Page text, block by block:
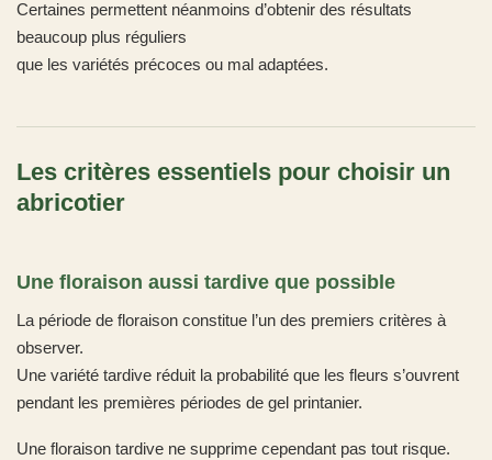
Certaines permettent néanmoins d’obtenir des résultats
beaucoup plus réguliers
que les variétés précoces ou mal adaptées.
Les critères essentiels pour choisir un
abricotier
Une floraison aussi tardive que possible
La période de floraison constitue l’un des premiers critères à
observer.
Une variété tardive réduit la probabilité que les fleurs s’ouvrent
pendant les premières périodes de gel printanier.
Une floraison tardive ne supprime cependant pas tout risque.